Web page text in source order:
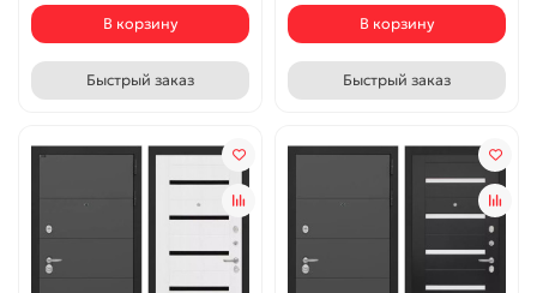
В корзину
Быстрый заказ
В корзину
Быстрый заказ